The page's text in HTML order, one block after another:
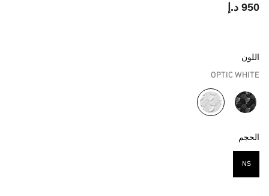
950 د.إ
اللون
OPTIC WHITE
مختار
الحجم
NS